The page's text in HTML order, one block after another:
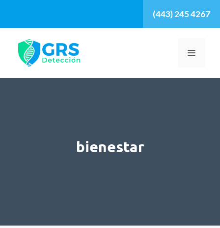
(443) 245 4267
MENÚ
bienestar